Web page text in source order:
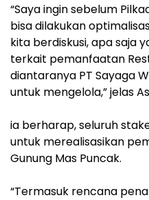
“Saya ingin sebelum
bisa dilakukan
kita berdiskusi, apa saja
terkait pemanfaatan
diantaranya PT Sayaga
untuk mengelola,” jelas
ia berharap, seluruh
untuk merealisasikan
Gunung Mas Puncak.
“Termasuk rencana